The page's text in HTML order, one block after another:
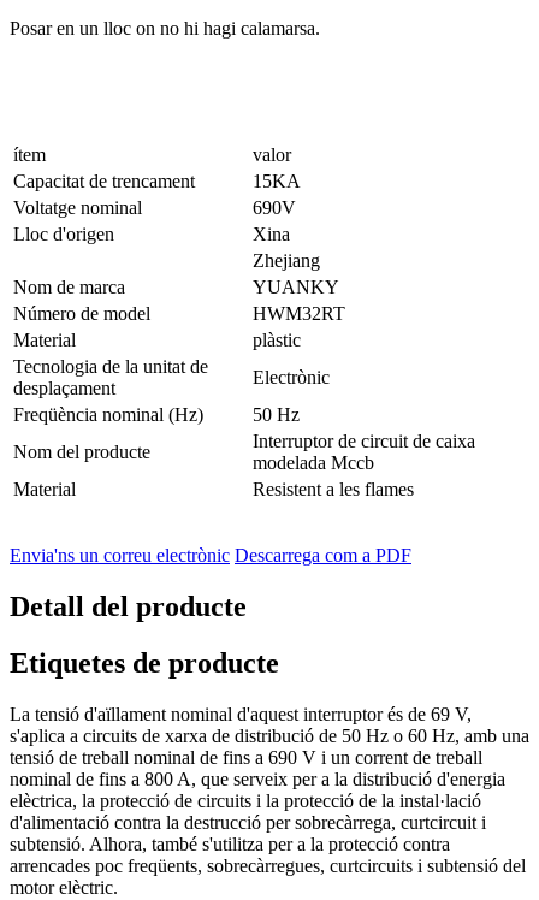
Posar en un lloc on no hi hagi calamarsa.
ítem
valor
Capacitat de trencament
15KA
Voltatge nominal
690V
Lloc d'origen
Xina
Zhejiang
Nom de marca
YUANKY
Número de model
HWM32RT
Material
plàstic
Tecnologia de la unitat de
desplaçament
Electrònic
Freqüència nominal (Hz)
50 Hz
Nom del producte
Interruptor de circuit de caixa
modelada Mccb
Material
Resistent a les flames
Envia'ns un correu electrònic Descarrega com a PDF
Detall del producte
Etiquetes de producte
La tensió d'aïllament nominal d'aquest interruptor és de 69 V,
s'aplica a circuits de xarxa de distribució de 50 Hz o 60 Hz, amb una
tensió de treball nominal de fins a 690 V i un corrent de treball
nominal de fins a 800 A, que serveix per a la distribució d'energia
elèctrica, la protecció de circuits i la protecció de la instal·lació
d'alimentació contra la destrucció per sobrecàrrega, curtcircuit i
subtensió. Alhora, també s'utilitza per a la protecció contra
arrencades poc freqüents, sobrecàrregues, curtcircuits i subtensió del
motor elèctric.